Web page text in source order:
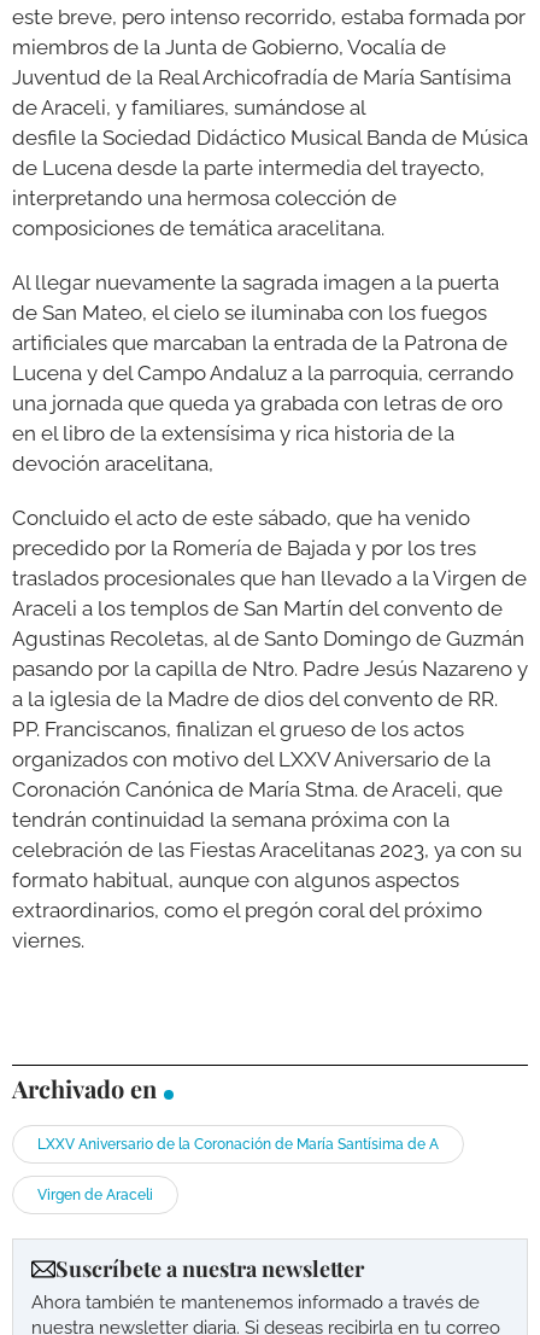
este breve, pero intenso recorrido, estaba formada por
miembros de la Junta de Gobierno, Vocalía de
Juventud de la Real Archicofradía de María Santísima
de Araceli, y familiares, sumándose al
desfile la Sociedad Didáctico Musical Banda de Música
de Lucena desde la parte intermedia del trayecto,
interpretando una hermosa colección de
composiciones de temática aracelitana.
Al llegar nuevamente la sagrada imagen a la puerta
de San Mateo, el cielo se iluminaba con los fuegos
artificiales que marcaban la entrada de la Patrona de
Lucena y del Campo Andaluz a la parroquia, cerrando
una jornada que queda ya grabada con letras de oro
en el libro de la extensísima y rica historia de la
devoción aracelitana,
Concluido el acto de este sábado, que ha venido
precedido por la Romería de Bajada y por los tres
traslados procesionales que han llevado a la Virgen de
Araceli a los templos de San Martín del convento de
Agustinas Recoletas, al de Santo Domingo de Guzmán
pasando por la capilla de Ntro. Padre Jesús Nazareno y
a la iglesia de la Madre de dios del convento de RR.
PP. Franciscanos, finalizan el grueso de los actos
organizados con motivo del LXXV Aniversario de la
Coronación Canónica de María Stma. de Araceli, que
tendrán continuidad la semana próxima con la
celebración de las Fiestas Aracelitanas 2023, ya con su
formato habitual, aunque con algunos aspectos
extraordinarios, como el pregón coral del próximo
viernes.
Archivado en
LXXV Aniversario de la Coronación de María Santísima de A
Virgen de Araceli
Suscríbete a nuestra newsletter
Ahora también te mantenemos informado a través de
nuestra newsletter diaria. Si deseas recibirla en tu correo